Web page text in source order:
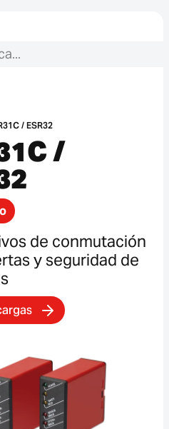
en
/ ESR32
/
de conmutación
y seguridad de